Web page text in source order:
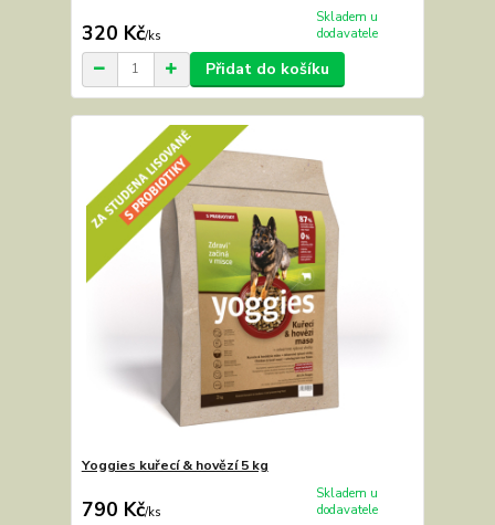
320 Kč/ks
Skladem u
dodavatele
Přidat do košíku
Yoggies kuřecí & hovězí 5 kg
790 Kč/ks
Skladem u
dodavatele